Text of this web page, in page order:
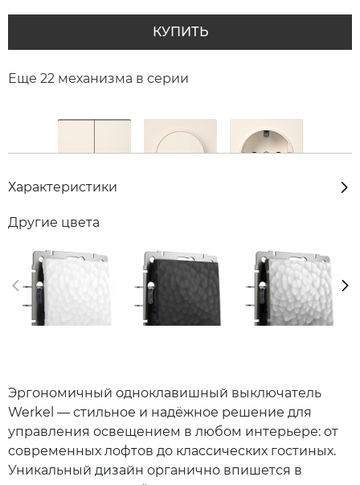
КУПИТЬ
Еще 22 механизма в серии
Характеристики
Другие цвета
Эргономичный одноклавишный выключатель
Werkel — стильное и надёжное решение для
управления освещением в любом интерьере: от
современных лофтов до классических гостиных.
Уникальный дизайн органично впишется в